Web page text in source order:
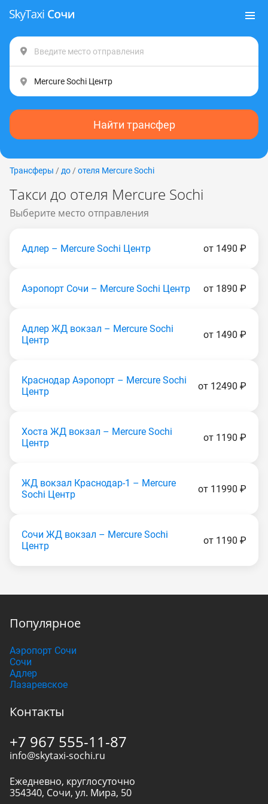
Найти трансфер
Трансферы / до / отеля Mercure Sосhi
Такси до отеля Mercure Sосhi
Выберите место отправления
Адлер – Mercure Sochi Центр от 1490 ₽
Аэропорт Сочи – Mercure Sochi Центр от 1890 ₽
Адлер ЖД вокзал – Mercure Sochi
Центр
от 1490 ₽
Краснодар Аэропорт – Mercure Sochi
Центр
от 12490 ₽
Хоста ЖД вокзал – Mercure Sochi
Центр
от 1190 ₽
ЖД вокзал Краснодар-1 – Mercure
Sochi Центр
от 11990 ₽
Сочи ЖД вокзал – Mercure Sochi
Центр
от 1190 ₽
Популярное
Аэропорт Сочи
Сочи
Адлер
Лазаревское
Контакты
+7 967 555-11-87
info@skytaxi-sochi.ru
Ежедневно, круглосуточно
354340, Сочи, ул. Мира, 50